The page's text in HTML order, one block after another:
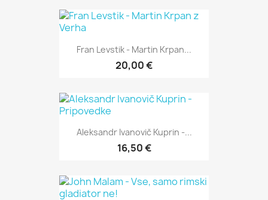
Fran Levstik - Martin Krpan...
20,00 €
Aleksandr Ivanovič Kuprin -...
16,50 €